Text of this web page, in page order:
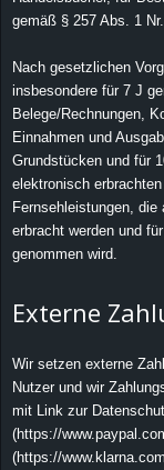
gemäß § 257 Abs. 1
Nach gesetzlichen
insbesondere für 7 J
Belege/Rechnungen,
Einnahmen und
Grundstücken und für
elektronisch
Fernsehleistungen,
erbracht werden und
genommen wird.
Externe
Wir setzen externe
Nutzer und wir
mit Link zur
(https://
(https://